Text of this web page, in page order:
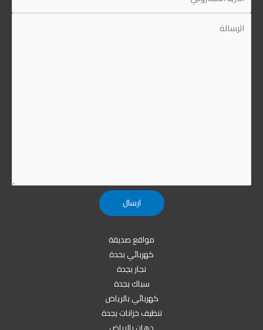
مواقع صديقة
كهربائي بجدة
نجار بجدة
سباك بجدة
كهربائي بالرياض
تنظيف خزانات بجدة